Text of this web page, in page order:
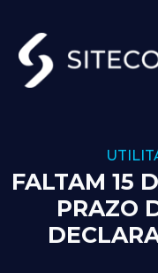
FALTAM 15
PRAZO